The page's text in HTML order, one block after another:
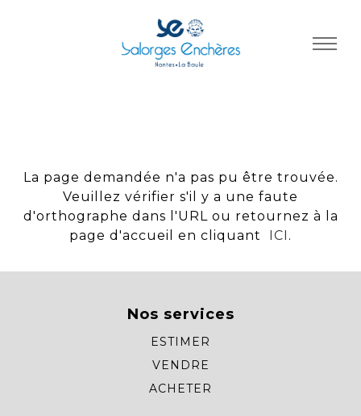
La page demandée n'a pas pu être trouvée.
Veuillez vérifier s'il y a une faute
d'orthographe dans l'URL ou retournez à la
page d'accueil en cliquant
ICI .
Nos services
ESTIMER
VENDRE
ACHETER